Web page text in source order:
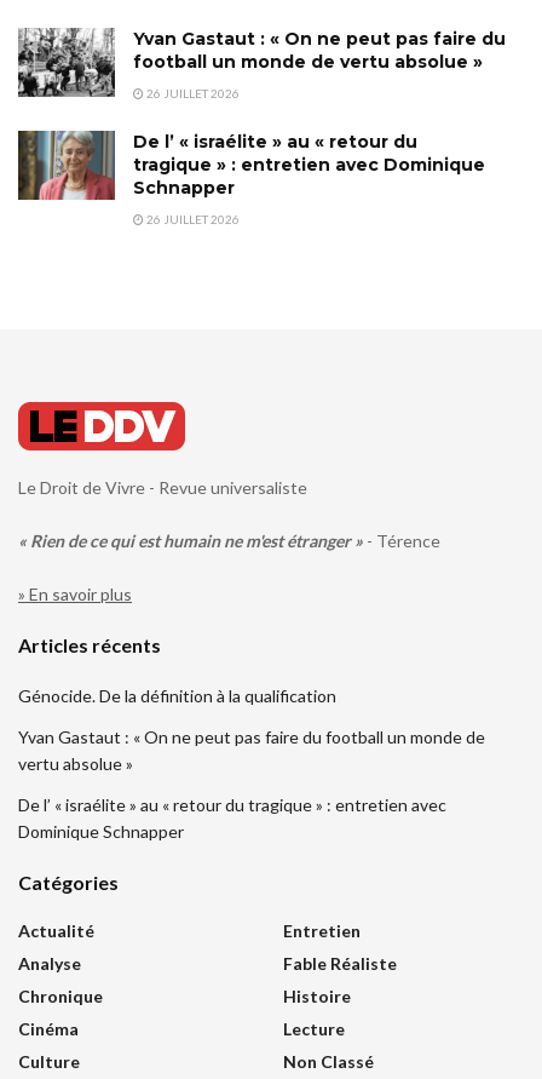
Yvan Gastaut : « On ne peut pas faire du
football un monde de vertu absolue »
26 JUILLET 2026
De l’ « israélite » au « retour du
tragique » : entretien avec Dominique
Schnapper
26 JUILLET 2026
Le Droit de Vivre - Revue universaliste
« Rien de ce qui est humain ne m'est étranger » - Térence
» En savoir plus
Articles récents
Génocide. De la définition à la qualification
Yvan Gastaut : « On ne peut pas faire du football un monde de
vertu absolue »
De l’ « israélite » au « retour du tragique » : entretien avec
Dominique Schnapper
Catégories
Actualité
Analyse
Chronique
Cinéma
Culture
Entretien
Fable Réaliste
Histoire
Lecture
Non Classé